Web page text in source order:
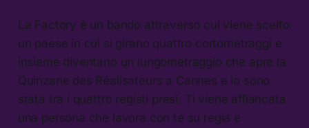
La Factory è un bando attraverso cui viene scelto
un paese in cui si girano quattro cortometraggi e
insieme diventano un lungometraggio che apre la
Quinzane des Réalisateurs a Cannes e io sono
stata tra i quattro registi presi. Ti viene affiancata
una persona che lavora con te su regia e